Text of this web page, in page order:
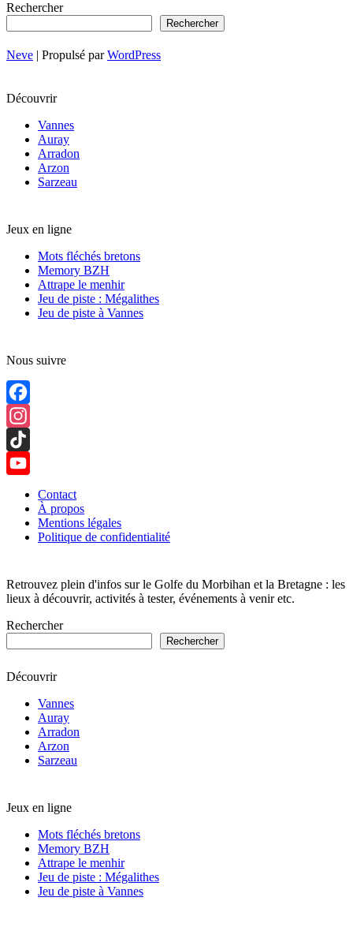
Rechercher
Rechercher
Neve | Propulsé parWordPress
Découvrir
Vannes
Auray
Arradon
Arzon
Sarzeau
Jeux en ligne
Mots fléchés bretons
Memory BZH
Attrape le menhir
Jeu de piste : Mégalithes
Jeu de piste à Vannes
Nous suivre
Facebook
Instagram
TikTok
YouTube
Channel
Contact
À propos
Mentions légales
Politique de confidentialité
Retrouvez plein d'infos sur le Golfe du Morbihan et la Bretagne : les
lieux à découvrir, activités à tester, événements à venir etc.
Rechercher
Rechercher
Découvrir
Vannes
Auray
Arradon
Arzon
Sarzeau
Jeux en ligne
Mots fléchés bretons
Memory BZH
Attrape le menhir
Jeu de piste : Mégalithes
Jeu de piste à Vannes